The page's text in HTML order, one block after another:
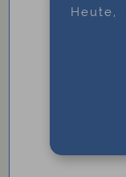
Heute,